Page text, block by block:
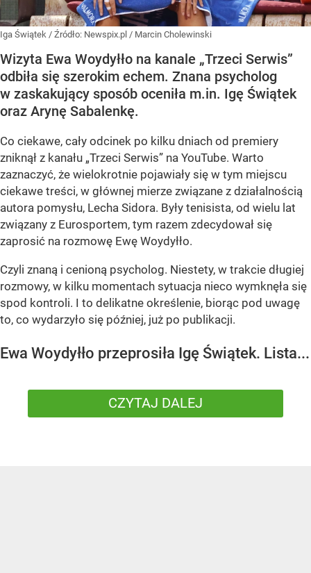
Iga Świątek / Źródło: Newspix.pl / Marcin Cholewinski
Wizyta Ewa Woydyłło na kanale „Trzeci Serwis”
odbiła się szerokim echem. Znana psycholog
w zaskakujący sposób oceniła m.in. Igę Świątek
oraz Arynę Sabalenkę.
Co ciekawe, cały odcinek po kilku dniach od premiery
zniknął z kanału „Trzeci Serwis” na YouTube. Warto
zaznaczyć, że wielokrotnie pojawiały się w tym miejscu
ciekawe treści, w głównej mierze związane z działalnością
autora pomysłu, Lecha Sidora. Były tenisista, od wielu lat
związany z Eurosportem, tym razem zdecydował się
zaprosić na rozmowę Ewę Woydyłło.
Czyli znaną i cenioną psycholog. Niestety, w trakcie długiej
rozmowy, w kilku momentach sytuacja nieco wymknęła się
spod kontroli. I to delikatne określenie, biorąc pod uwagę
to, co wydarzyło się później, już po publikacji.
Ewa Woydyłło przeprosiła Igę Świątek. Lista...
CZYTAJ DALEJ